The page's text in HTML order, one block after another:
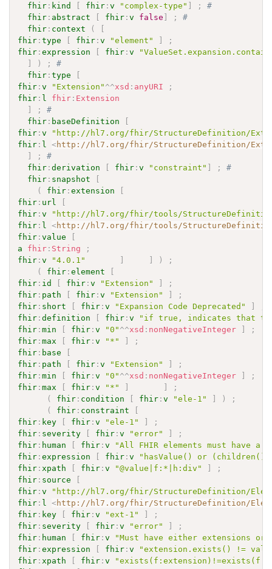
fhir : kind fhir :v "complex-type" ;
#
fhir : abstract fhir :v false ;
#
fhir : context (
fhir :type fhir :v "element"
;
fhir :expression fhir :v
) ;
#
fhir :type
fhir :v "Extension" ^^xsd : anyURI
;
fhir : l fhir : Extension
;
#
fhir : baseDefinition
fhir :v
"http://hl7.org/fhir/StructureDefinition/
fhir : l <http://hl7.org/fhir/StructureDefinition/
;
#
fhir :derivation fhir :v "constraint" ;
#
fhir : snapshot
(
fhir :extension
fhir : url
fhir :v
"http://hl7.org/fhir/tools/StructureDefinition/
fhir : l <http://hl7.org/fhir/tools/StructureDefinition/
fhir :value
a
fhir : String
;
fhir :v "4.0.1" )
;
(
fhir :element
fhir : id fhir :v "Extension"
;
fhir : path fhir :v "Extension"
;
fhir : short fhir :v "Expansion Code Deprecated"
fhir :definition fhir :v
"if true, indicates that the
fhir :min fhir :v "0" ^^xsd : nonNegativeInteger
;
fhir :max fhir :v "*"
;
fhir : base
fhir : path fhir :v "Extension"
;
fhir :min fhir :v "0" ^^xsd : nonNegativeInteger
;
fhir :max fhir :v "*"
;
(
fhir : condition fhir :v "ele-1" )
;
(
fhir : constraint
fhir : key fhir :v "ele-1"
;
fhir : severity fhir :v "error"
;
fhir : human fhir :v
"All FHIR elements must have a
fhir :expression fhir :v
"hasValue() or
fhir : xpath fhir :v "@value|f:*|h:div"
;
fhir : source
fhir :v
"http://hl7.org/fhir/StructureDefinition/
fhir : l <http://hl7.org/fhir/StructureDefinition/
fhir : key fhir :v "ext-1"
;
fhir : severity fhir :v "error"
;
fhir : human fhir :v
"Must have either extensions
fhir :expression fhir :v
"extension.exists() !=
fhir : xpath fhir :v